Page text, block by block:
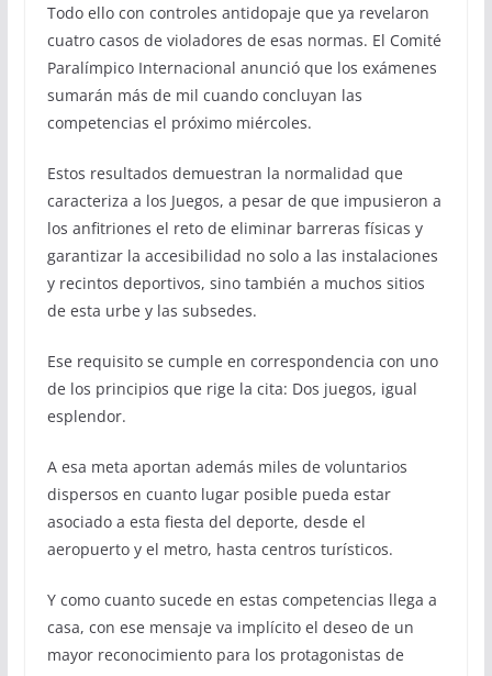
Todo ello con controles antidopaje que ya revelaron
cuatro casos de violadores de esas normas. El Comité
Paralímpico Internacional anunció que los exámenes
sumarán más de mil cuando concluyan las
competencias el próximo miércoles.
Estos resultados demuestran la normalidad que
caracteriza a los Juegos, a pesar de que impusieron a
los anfitriones el reto de eliminar barreras físicas y
garantizar la accesibilidad no solo a las instalaciones
y recintos deportivos, sino también a muchos sitios
de esta urbe y las subsedes.
Ese requisito se cumple en correspondencia con uno
de los principios que rige la cita: Dos juegos, igual
esplendor.
A esa meta aportan además miles de voluntarios
dispersos en cuanto lugar posible pueda estar
asociado a esta fiesta del deporte, desde el
aeropuerto y el metro, hasta centros turísticos.
Y como cuanto sucede en estas competencias llega a
casa, con ese mensaje va implícito el deseo de un
mayor reconocimiento para los protagonistas de